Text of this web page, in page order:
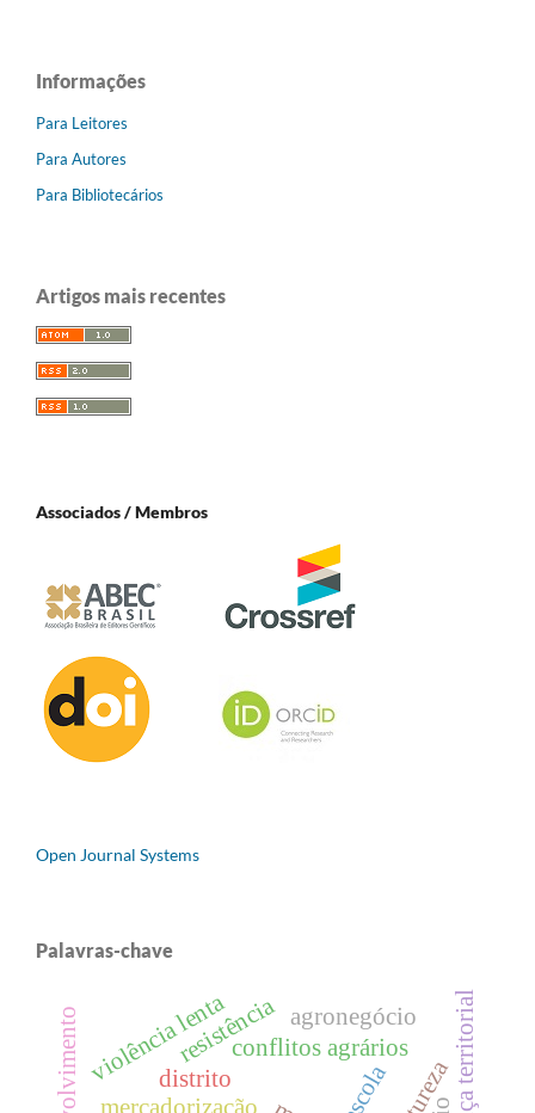
Informações
Para Leitores
Para Autores
Para Bibliotecários
Artigos mais recentes
Associados / Membros
Open Journal Systems
Palavras-chave
distrito escola
resistênciaconflitos agrários
agronegócio
mercadorização
violência lenta